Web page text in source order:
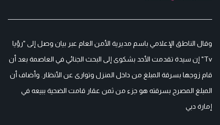
وقال الناطق الإعلامي باسم مديرية الأمن العام عبر بيان وصل إلى "رؤيا
Tv" إن سيدة تقدمت الأحد بشكوى إلى البحث الجنائي في العاصمة بعد أن
قام زوجها بسرقة المبلغ من داخل المنزل وتوارى عن الأنظار. وأضاف أن
المبلغ المصرح بسرقته هو جزء من ثمن عقار قامت الضحية ببيعه في
إمارة دبي